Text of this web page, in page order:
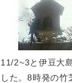
11/2~3と伊豆大
した。8時発の竹